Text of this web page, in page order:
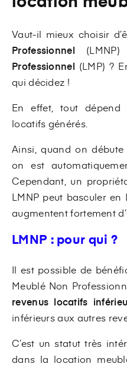
Vaut-il mieux choisir
Professionnel
Professionnel (LMP) ?
qui décidez !
En effet, tout
locatifs générés.
Ainsi, quand on
on est
Cependant, un
LMNP peut basculer
augmentent fortement
LMNP : pour qui ?
Il est possible de
Meublé Non
revenus locatifs
inférieurs aux autres
C’est un statut très
dans la location